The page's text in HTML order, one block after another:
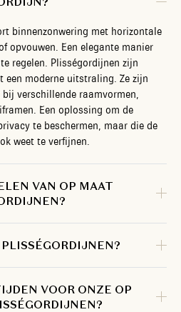
binnenzonwering met horizontale
opvouwen. Een elegante manier
regelen. Plisségordijnen zijn
een moderne uitstraling. Ze zijn
verschillende raamvormen,
Een oplossing om de
te beschermen, maar die de
weet te verfijnen.
VAN OP MAAT
VOOR ONZE OP